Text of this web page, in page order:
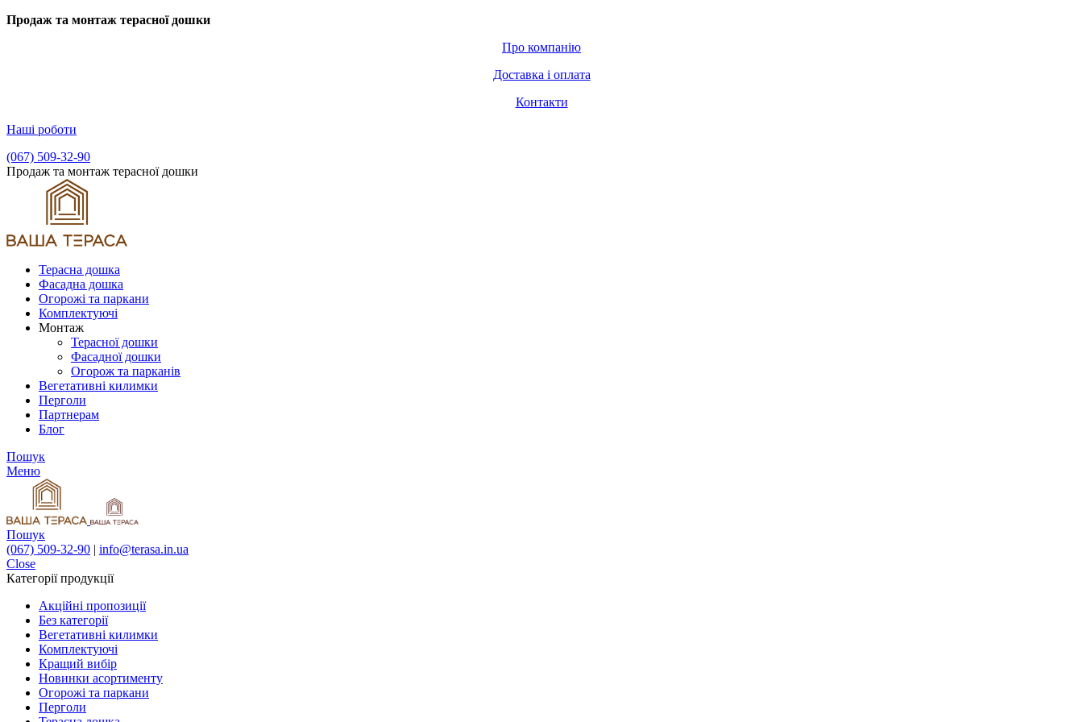
Продаж та монтаж терасної дошки
Про компанію
Доставка і оплата
Контакти
Наші роботи
(067) 509-32-90
Продаж та монтаж терасної дошки
Терасна дошка
Фасадна дошка
Огорожі та паркани
Комплектуючі
Монтаж
Терасної дошки
Фасадної дошки
Огорож та парканів
Вегетативні килимки
Перголи
Партнерам
Блог
Пошук
Меню
Пошук
(067) 509-32-90 | info@terasa.in.ua
Close
Категорії продукції
Акційні пропозиції
Без категорії
Вегетативні килимки
Комплектуючі
Кращий вибір
Новинки асортименту
Огорожі та паркани
Перголи